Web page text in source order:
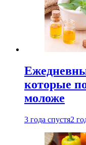
которые
моложе
3 года спустя2